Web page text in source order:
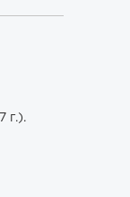
г.).